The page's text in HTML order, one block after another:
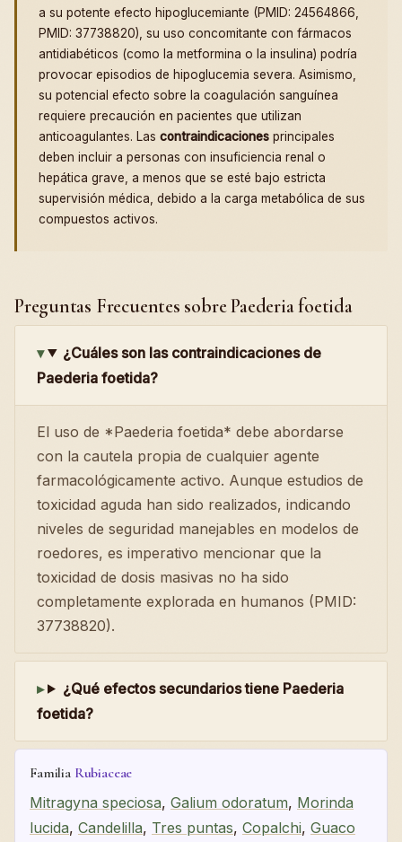
a su potente efecto hipoglucemiante (PMID: 24564866,
PMID: 37738820), su uso concomitante con fármacos
antidiabéticos (como la metformina o la insulina) podría
provocar episodios de hipoglucemia severa. Asimismo,
su potencial efecto sobre la coagulación sanguínea
requiere precaución en pacientes que utilizan
anticoagulantes. Las contraindicaciones principales
deben incluir a personas con insuficiencia renal o
hepática grave, a menos que se esté bajo estricta
supervisión médica, debido a la carga metabólica de sus
compuestos activos.
Preguntas Frecuentes sobre Paederia foetida
¿Cuáles son las contraindicaciones de
Paederia foetida?
El uso de *Paederia foetida* debe abordarse
con la cautela propia de cualquier agente
farmacológicamente activo. Aunque estudios de
toxicidad aguda han sido realizados, indicando
niveles de seguridad manejables en modelos de
roedores, es imperativo mencionar que la
toxicidad de dosis masivas no ha sido
completamente explorada en humanos (PMID:
37738820).
¿Qué efectos secundarios tiene Paederia
foetida?
Familia Rubiaceae
Mitragyna speciosa, Galium odoratum, Morinda
lucida, Candelilla, Tres puntas, Copalchi, Guaco